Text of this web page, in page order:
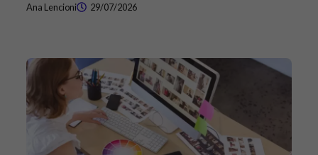
Ana Lencioni 29/07/2026